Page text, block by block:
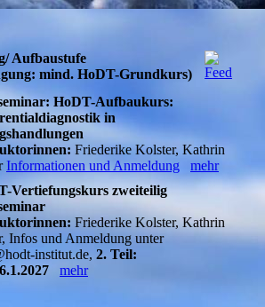
Aufbaustufe
mind. HoDT-Grundkurs)
HoDT-Aufbaukurs:
in
Friederike Kolster, Kathrin
Informationen und Anmeldung
mehr
Vertiefungskurs zweiteilig
Friederike Kolster, Kathrin
Infos und Anmeldung unter
institut.de, 2. Teil:
mehr